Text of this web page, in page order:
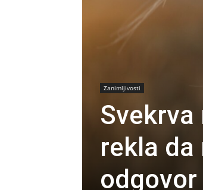
Zanimljivosti
rekla